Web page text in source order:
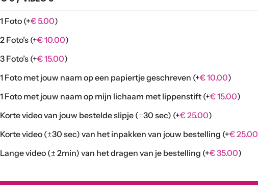
1 Foto (+€5.00)
2 Foto’s (+€10.00)
3 Foto’s (+€15.00)
1 Foto met jouw naam op een papiertje geschreven (+€10.00)
1 Foto met jouw naam op mijn lichaam met lippenstift (+€15.00)
Korte video van jouw bestelde slipje (±30 sec) (+€25.00)
Korte video (±30 sec) van het inpakken van jouw bestelling (+€25.00
Lange video (± 2min) van het dragen van je bestelling (+€35.00)